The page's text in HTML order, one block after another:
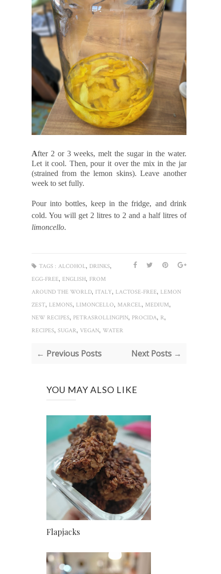
After 2 or 3 weeks, melt the sugar in the water.
Let it cool. Then, pour it over the mix in the jar
(strained from the lemon skins). Leave another
week to set fully.
Pour into bottles, keep in the fridge, and drink
cold. You will get 2 litres to 2 and a half litres of
limoncello.
TAGS : ALCOHOL, DRINKS,
EGG-FREE, ENGLISH, FROM
AROUND THE WORLD, ITALY, LACTOSE-FREE, LEMON
ZEST, LEMONS, LIMONCELLO, MARCEL, MEDIUM,
NEW RECIPES, PETRASROLLINGPIN, PROCIDA, R,
RECIPES, SUGAR, VEGAN, WATER
← Previous Posts Next Posts →
YOU MAY ALSO LIKE
Flapjacks